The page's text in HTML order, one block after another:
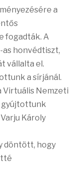
a
fogadták. A
as honvédtiszt,
vállalta el.
a sírjánál.
Virtuális Nemzeti
gyújtottunk
Károly
döntött, hogy